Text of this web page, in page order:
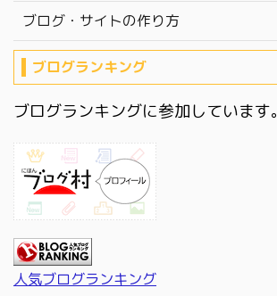
ブログ・サイトの作り方
ブログランキング
ブログランキングに参加しています。
人気ブログランキング